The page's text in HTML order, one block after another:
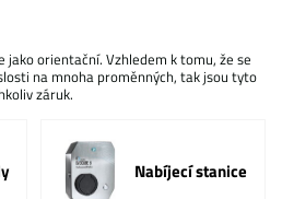
jako orientační. Vzhledem k tomu, že se
na mnoha proměnných, tak jsou tyto
záruk.
Nabíjecí stanice